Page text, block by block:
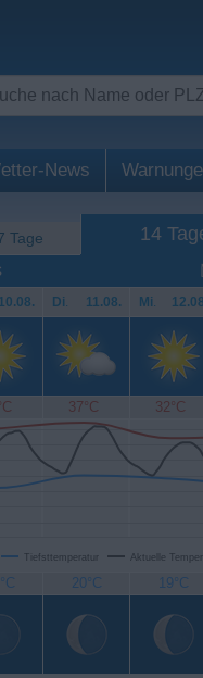
News
Tage 14
10.08. Di. 11.08. Mi.
37°C 32°C
Tiefsttemperatur Aktuelle
20°C 19°C